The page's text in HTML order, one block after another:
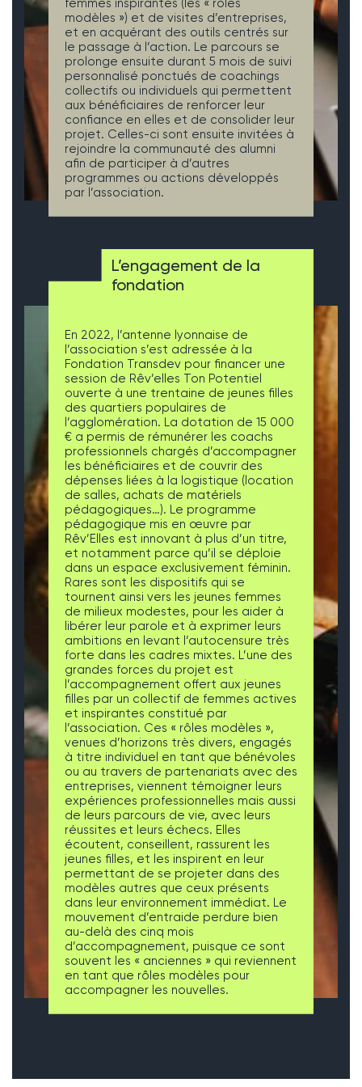
femmes inspirantes (les « rôles
modèles ») et de visites d’entreprises,
et en acquérant des outils centrés sur
le passage à l’action. Le parcours se
prolonge ensuite durant 5 mois de suivi
personnalisé ponctués de coachings
collectifs ou individuels qui permettent
aux bénéficiaires de renforcer leur
confiance en elles et de consolider leur
projet. Celles-ci sont ensuite invitées à
rejoindre la communauté des alumni
afin de participer à d’autres
programmes ou actions développés
par l’association.
L’engagement de la
fondation
En 2022, l’antenne lyonnaise de
l’association s’est adressée à la
Fondation Transdev pour financer une
session de Rêv’elles Ton Potentiel
ouverte à une trentaine de jeunes filles
des quartiers populaires de
l’agglomération. La dotation de 15 000
€ a permis de rémunérer les coachs
professionnels chargés d’accompagner
les bénéficiaires et de couvrir des
dépenses liées à la logistique (location
de salles, achats de matériels
pédagogiques…). Le programme
pédagogique mis en œuvre par
Rêv’Elles est innovant à plus d’un titre,
et notamment parce qu’il se déploie
dans un espace exclusivement féminin.
Rares sont les dispositifs qui se
tournent ainsi vers les jeunes femmes
de milieux modestes, pour les aider à
libérer leur parole et à exprimer leurs
ambitions en levant l’autocensure très
forte dans les cadres mixtes. L’une des
grandes forces du projet est
l’accompagnement offert aux jeunes
filles par un collectif de femmes actives
et inspirantes constitué par
l’association. Ces « rôles modèles »,
venues d’horizons très divers, engagés
à titre individuel en tant que bénévoles
ou au travers de partenariats avec des
entreprises, viennent témoigner leurs
expériences professionnelles mais aussi
de leurs parcours de vie, avec leurs
réussites et leurs échecs. Elles
écoutent, conseillent, rassurent les
jeunes filles, et les inspirent en leur
permettant de se projeter dans des
modèles autres que ceux présents
dans leur environnement immédiat. Le
mouvement d’entraide perdure bien
au-delà des cinq mois
d’accompagnement, puisque ce sont
souvent les « anciennes » qui reviennent
en tant que rôles modèles pour
accompagner les nouvelles.